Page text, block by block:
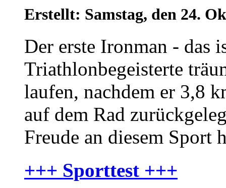
Erstellt: Samstag, den 24.
Der erste Ironman - das
Triathlonbegeisterte
laufen, nachdem er 3,8
auf dem Rad
Freude an diesem Sport
+++ Sporttest +++